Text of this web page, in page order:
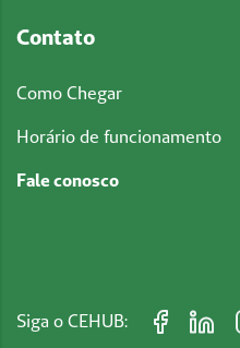
Contato
Como Chegar
Horário de funcionamento
Fale conosco
Siga o CEHUB: